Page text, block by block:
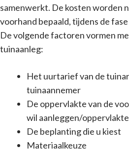
samenwerkt. De kosten worden
voorhand bepaald, tijdens de
De volgende factoren vormen
tuinaanleg:
Het uurtarief van de
tuinaannemer
De oppervlakte van de
wil aanleggen/
De beplanting die u kiest
Materiaalkeuze